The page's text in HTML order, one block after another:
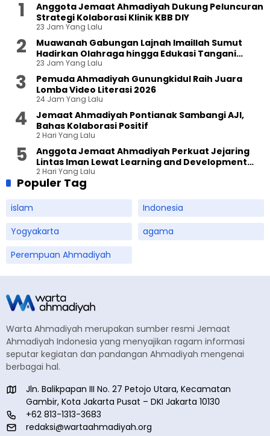
Anggota Jemaat Ahmadiyah Dukung Peluncuran
Strategi Kolaborasi Klinik KBB DIY
23 Jam Yang Lalu
Muawanah Gabungan Lajnah Imaillah Sumut
Hadirkan Olahraga hingga Edukasi Tangani
Sampah
23 Jam Yang Lalu
Pemuda Ahmadiyah Gunungkidul Raih Juara
Lomba Video Literasi 2026
24 Jam Yang Lalu
Jemaat Ahmadiyah Pontianak Sambangi AJI,
Bahas Kolaborasi Positif
2 Hari Yang Lalu
Anggota Jemaat Ahmadiyah Perkuat Jejaring
Lintas Iman Lewat Learning and Development
Festival di Yogyakarta
2 Hari Yang Lalu
Populer Tag
islam
Indonesia
Yogyakarta
agama
Perempuan Ahmadiyah
Warta Ahmadiyah merupakan sumber resmi Jemaat
Ahmadiyah Indonesia yang menyajikan ragam informasi
seputar kegiatan dan pandangan Ahmadiyah mengenai
berbagai hal.
Jln. Balikpapan III No. 27 Petojo Utara, Kecamatan
Gambir, Kota Jakarta Pusat – DKI Jakarta 10130
+62 813-1313-3683
redaksi@wartaahmadiyah.org